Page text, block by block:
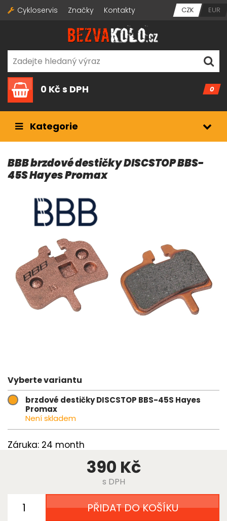
Cykloservis Značky Kontakty CZK EUR
0
0 Kčs DPH
Kategorie
BBB brzdové destičky DISCSTOP BBS-
45S Hayes Promax
Vyberte variantu
brzdové destičky DISCSTOP BBS-45S Hayes
Promax
Není skladem
Záruka: 24 month
390 Kč
s DPH
PŘIDAT DO KOŠÍKU